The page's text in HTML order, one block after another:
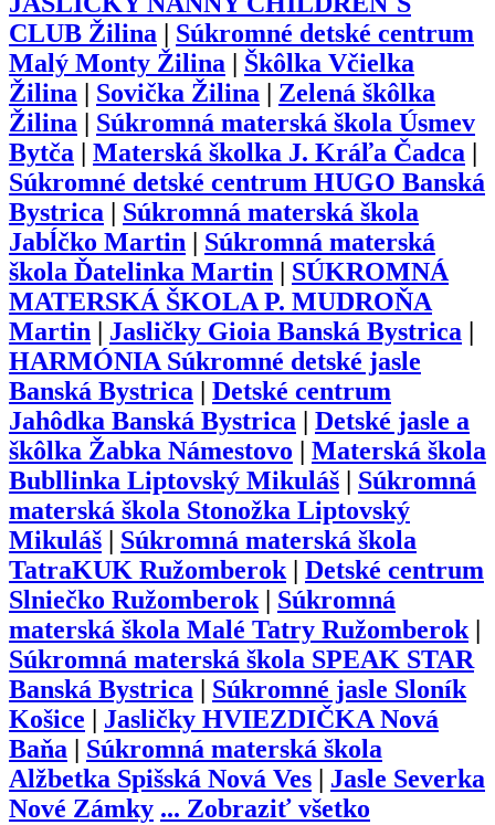
CLUB Žilina
Súkromné detské centrum
Malý Monty Žilina
Škôlka Včielka
Žilina
Sovička Žilina
Zelená škôlka
Žilina
Súkromná materská škola Úsmev
Bytča
Materská školka J. Kráľa Čadca
Súkromné detské centrum HUGO Banská
Bystrica
Súkromná materská škola
Jabĺčko Martin
Súkromná materská
škola Ďatelinka Martin
SÚKROMNÁ
MATERSKÁ ŠKOLA P. MUDROŇA
Martin
Jasličky Gioia Banská Bystrica
HARMÓNIA Súkromné detské jasle
Banská Bystrica
Detské centrum
Jahôdka Banská Bystrica
Detské jasle a
škôlka Žabka Námestovo
Materská škola
Bubllinka Liptovský Mikuláš
Súkromná
materská škola Stonožka Liptovský
Mikuláš
Súkromná materská škola
TatraKUK Ružomberok| Detské centrum
Slniečko Ružomberok| Súkromná
materská škola Malé Tatry Ružomberok|
Súkromná materská škola SPEAK STAR
Banská Bystrica
Súkromné jasle Sloník
Košice
Jasličky HVIEZDIČKA Nová
Baňa
Súkromná materská škola
Alžbetka Spišská Nová Ves
Jasle Severka
Nové Zámky ... Zobraziť všetko